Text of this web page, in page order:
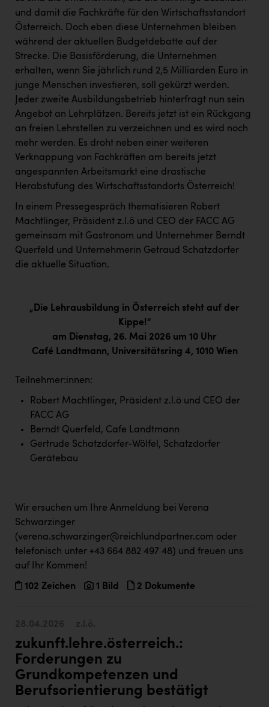
und damit die Fachkräfte für den Wirtschaftsstandort
Österreich. Doch eben diese Unternehmen bleiben
während der aktuellen Budgetdebatte auf der
Strecke. Die Basisförderung, die Unternehmen
erhalten, wenn Sie jährlich rund 2,5 Milliarden Euro in
junge Menschen investieren, soll gekürzt werden.
Jeder zweite Ausbildungsbetrieb hinterfragt nun sein
Angebot an Lehrplätzen. Bereits jetzt ist ein Rückgang
an freien Lehrstellen zu verzeichnen und es wird noch
mehr werden. Es droht neben einer weiteren
Verknappung von Fachkräften am bereits jetzt
angespannten Arbeitsmarkt eine drastische
Herabstufung des Wirtschaftsstandorts Österreich!
In einem Pressegespräch thematisieren Robert
Machtlinger, Präsident z.l.ö und CEO der FACC AG
gemeinsam mit Gastronom und Unternehmer Berndt
Querfeld und Unternehmerin Getraud Schatzdorfer
die aktuelle Situation.
„Die Lehrausbildung in Österreich steht auf der
Kippe!“
am Dienstag, 26. Mai 2026 um 10 Uhr
Café Landtmann, Universitätsring 4, 1010 Wien
Teilnehmer:innen:
Robert Machtlinger, Präsident z.l.ö und CEO der
FACC AG
Berndt Querfeld, Cafe Landtmann
Gertrude Schatzdorfer-Wölfel, Schatzdorfer
Gerätebau
Wir ersuchen um Ihre Anmeldung bei Verena
Schwarzinger
(verena.schwarzinger@reichlundpartner.com oder
telefonisch unter +43 664 882 497 48) und freuen uns
auf Ihr Kommen!
102 Zeichen 1 Bild 2 Dokumente
zukunft.lehre.österreich.:
Forderungen zu
Grundkompetenzen und
Berufsorientierung bestätigt